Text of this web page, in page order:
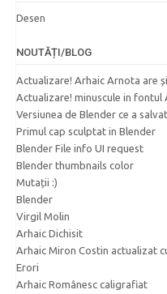
Desen
NOUTĂȚI/BLOG
Actualizare! Arhaic Arnota are
Actualizare! minuscule in fontul
Versiunea de Blender ce a
Primul cap sculptat in Blender
Blender File info UI request
Blender thumbnails color
Mutații :)
Blender
Virgil Molin
Arhaic Dichisit
Arhaic Miron Costin actualizat
Erori
Arhaic Românesc caligrafiat